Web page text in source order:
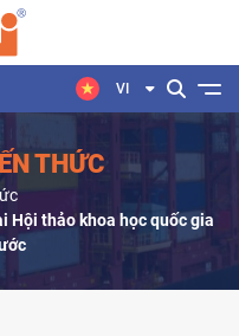
VI
THỨC
Hội thảo khoa học quốc gia